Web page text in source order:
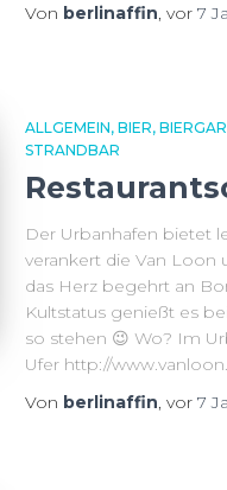
Von berlinaffin, vor 7
ALLGEMEIN BIER
STRANDBAR
Der Urbanhafen bietet
verankert die Van Loon
das Herz begehrt an
Kultstatus genießt es
so stehen 😉 Wo? Im
Ufer http://
Von berlinaffin, vor 7